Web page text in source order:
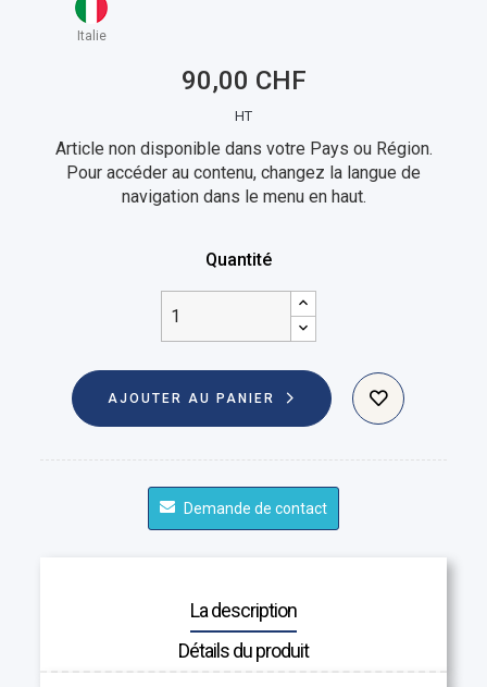
Italie
90,00 CHF
HT
Article non disponible dans votre Pays ou Région.
Pour accéder au contenu, changez la langue de
navigation dans le menu en haut.
Quantité
AJOUTER AU PANIER
Demande de contact
La description
Détails du produit